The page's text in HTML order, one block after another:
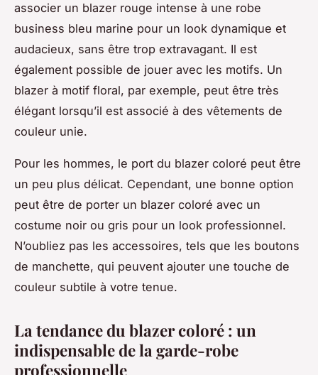
associer un blazer rouge intense à une robe
business bleu marine pour un look dynamique et
audacieux, sans être trop extravagant. Il est
également possible de jouer avec les motifs. Un
blazer à motif floral, par exemple, peut être très
élégant lorsqu’il est associé à des vêtements de
couleur unie.
Pour les hommes, le port du blazer coloré peut être
un peu plus délicat. Cependant, une bonne option
peut être de porter un blazer coloré avec un
costume noir ou gris pour un look professionnel.
N’oubliez pas les accessoires, tels que les boutons
de manchette, qui peuvent ajouter une touche de
couleur subtile à votre tenue.
La tendance du blazer coloré : un
indispensable de la garde-robe
professionnelle